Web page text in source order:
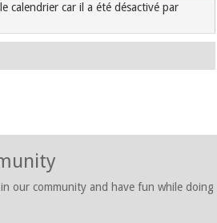
calendrier car il a été désactivé par
our community and have fun while doing